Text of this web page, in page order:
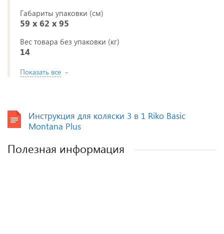
Габариты упаковки (см)
59 x 62 x 95
Вес товара без упаковки (кг)
14
Показать все
Инструкция для коляски 3 в 1 Riko Basic
Montana Plus
Полезная информация